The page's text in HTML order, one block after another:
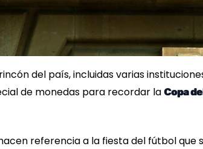
del país, incluidas varias
de monedas para recordar laCopa
referencia a la fiesta del fútbol que